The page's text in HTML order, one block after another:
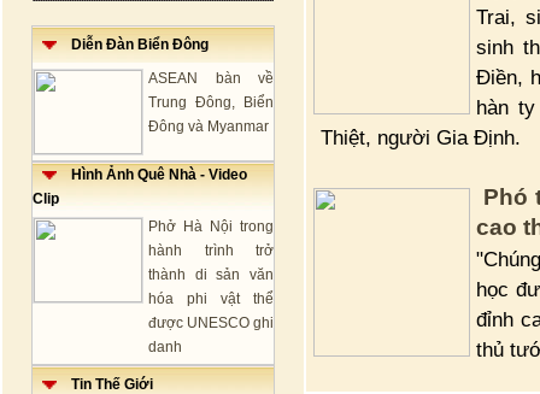
Diễn Đàn Biển Đông
ASEAN bàn về
Trung Đông, Biển
Đông và Myanmar
Hình Ảnh Quê Nhà - Video
Clip
Phở Hà Nội trong
hành trình trở
thành di sản văn
hóa phi vật thể
được UNESCO ghi
danh
Tin Thế Giới
Trai,
sinh
Điền,
hàn
Thiệt, người Gia Định.
Phó
cao
học
đỉnh
thủ